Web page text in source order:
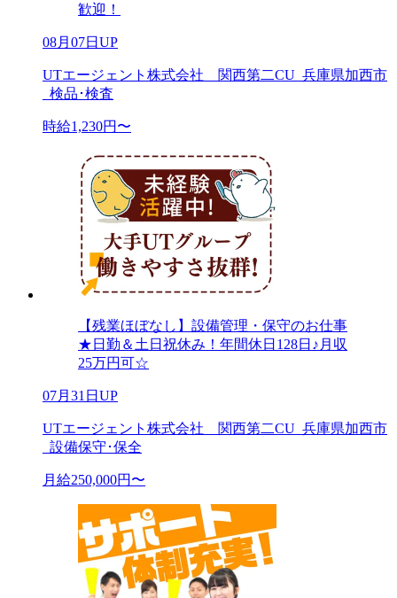
歓迎！
08月07日UP
UTエージェント株式会社 関西第二CU_兵庫県加西市
_検品･検査
時給1,230円〜
【残業ほぼなし】設備管理・保守のお仕事
★日勤＆土日祝休み！年間休日128日♪月収
25万円可☆
07月31日UP
UTエージェント株式会社 関西第二CU_兵庫県加西市
_設備保守･保全
月給250,000円〜